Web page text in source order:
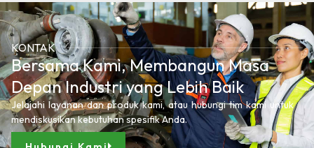
KONTAK
Bersama Kami, Membangun Masa
Depan Industri yang Lebih Baik
Jelajahi layanan dan produk kami, atau hubungi tim kami untuk
mendiskusikan kebutuhan spesifik Anda.